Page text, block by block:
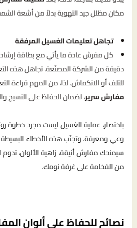
مكان مظلل جيد التهوية بدلاً من أشعة
تجاهل تعليمات الغسيل المرفقة
كل مفرش عادة ما يأتي مع بطاقة
دقيقة من الشركة المصنّعة. تجاهل هذه
للتلف أو الانكماش. لذا، من المهم قراءة
مفارش سرير، لضمان الحفاظ على النسيج
باختصار، عملية الغسيل ليست مجرد خطوة
وعي ومعرفة. وتجنّب هذه الأخطاء
سيمنحك مفارش أنيقة، زاهية الألوان،
من الفخامة على غرفة نومك.
نصائح للحفاظ على ألوان